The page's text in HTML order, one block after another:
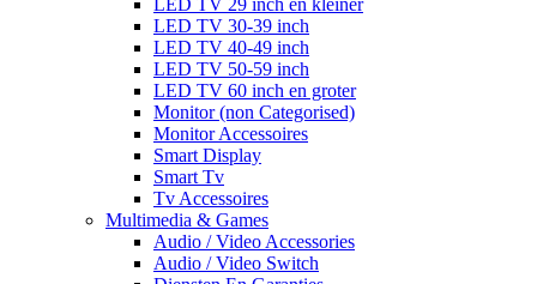
LED TV 30-39 inch
LED TV 40-49 inch
LED TV 50-59 inch
LED TV 60 inch en groter
Monitor (non Categorised)
Monitor Accessoires
Smart Display
Smart Tv
Tv Accessoires
Multimedia & Games
Audio / Video Accessories
Audio / Video Switch